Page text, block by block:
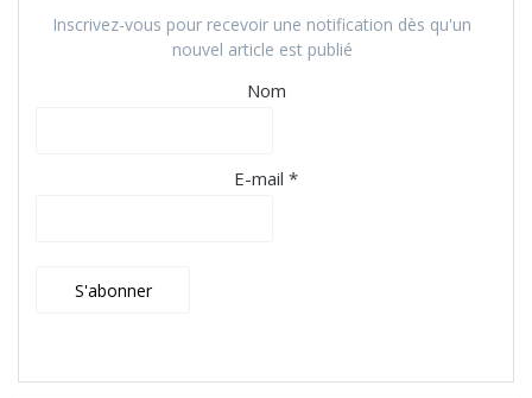
Inscrivez-vous pour recevoir une notification dès qu'un
nouvel article est publié
Nom
E-mail *